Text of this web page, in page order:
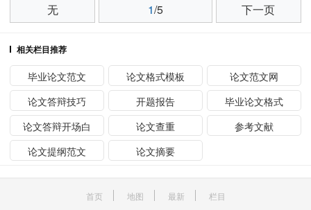
无 1/5 下一页
相关栏目推荐
毕业论文范文 论文格式模板
论文范文网
论文答辩技巧
开题报告
毕业论文格式
论文答辩开场白
论文查重
参考文献
论文提纲范文
论文摘要
首页 地图 最新
栏目